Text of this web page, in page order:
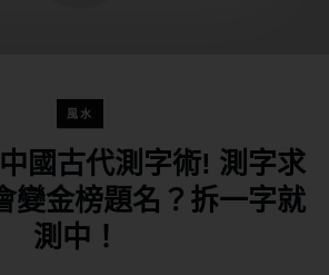
風水
國古代測字術! 測字求
變金榜題名？拆一字就
測中！